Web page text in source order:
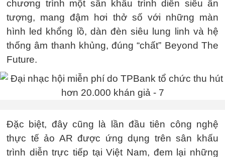
chương trình một sân khấu trình diễn siêu ấn
tượng, mang đậm hơi thở số với những màn
hình led khổng lồ, dàn đèn siêu lung linh và hệ
thống âm thanh khủng, đúng “chất” Beyond The
Future.
Đặc biệt, đây cũng là lần đầu tiên công nghệ
thực tế ảo AR được ứng dụng trên sân khấu
trình diễn trực tiếp tại Việt Nam, đem lại những